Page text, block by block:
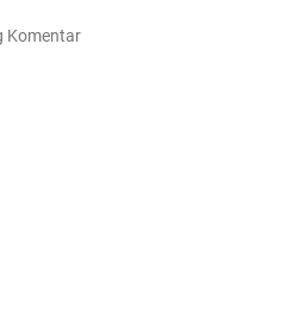
Komentar